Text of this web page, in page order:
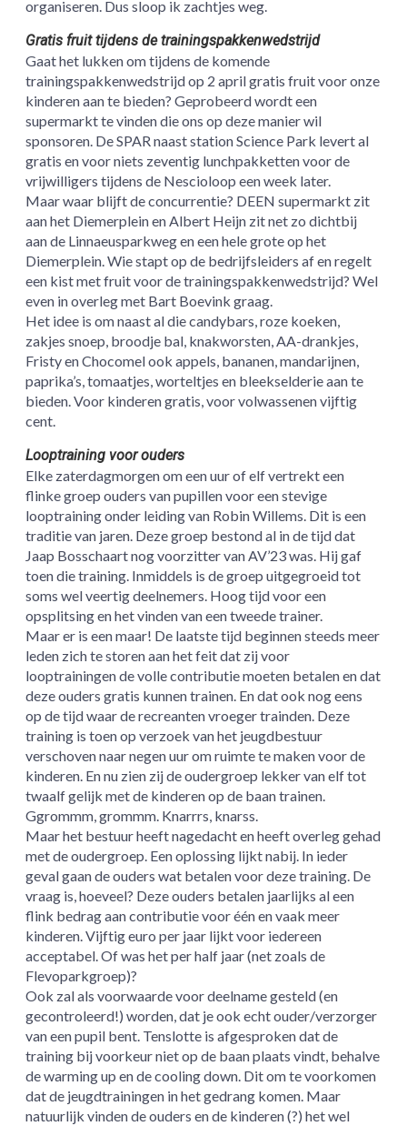
organiseren. Dus sloop ik zachtjes weg.
Gratis fruit tijdens de trainingspakkenwedstrijd
Gaat het lukken om tijdens de komende
trainingspakkenwedstrijd op 2 april gratis fruit voor onze
kinderen aan te bieden? Geprobeerd wordt een
supermarkt te vinden die ons op deze manier wil
sponsoren. De SPAR naast station Science Park levert al
gratis en voor niets zeventig lunchpakketten voor de
vrijwilligers tijdens de Nescioloop een week later.
Maar waar blijft de concurrentie? DEEN supermarkt zit
aan het Diemerplein en Albert Heijn zit net zo dichtbij
aan de Linnaeusparkweg en een hele grote op het
Diemerplein. Wie stapt op de bedrijfsleiders af en regelt
een kist met fruit voor de trainingspakkenwedstrijd? Wel
even in overleg met Bart Boevink graag.
Het idee is om naast al die candybars, roze koeken,
zakjes snoep, broodje bal, knakworsten, AA-drankjes,
Fristy en Chocomel ook appels, bananen, mandarijnen,
paprika’s, tomaatjes, worteltjes en bleekselderie aan te
bieden. Voor kinderen gratis, voor volwassenen vijftig
cent.
Looptraining voor ouders
Elke zaterdagmorgen om een uur of elf vertrekt een
flinke groep ouders van pupillen voor een stevige
looptraining onder leiding van Robin Willems. Dit is een
traditie van jaren. Deze groep bestond al in de tijd dat
Jaap Bosschaart nog voorzitter van AV’23 was. Hij gaf
toen die training. Inmiddels is de groep uitgegroeid tot
soms wel veertig deelnemers. Hoog tijd voor een
opsplitsing en het vinden van een tweede trainer.
Maar er is een maar! De laatste tijd beginnen steeds meer
leden zich te storen aan het feit dat zij voor
looptrainingen de volle contributie moeten betalen en dat
deze ouders gratis kunnen trainen. En dat ook nog eens
op de tijd waar de recreanten vroeger trainden. Deze
training is toen op verzoek van het jeugdbestuur
verschoven naar negen uur om ruimte te maken voor de
kinderen. En nu zien zij de oudergroep lekker van elf tot
twaalf gelijk met de kinderen op de baan trainen.
Ggrommm, grommm. Knarrrs, knarss.
Maar het bestuur heeft nagedacht en heeft overleg gehad
met de oudergroep. Een oplossing lijkt nabij. In ieder
geval gaan de ouders wat betalen voor deze training. De
vraag is, hoeveel? Deze ouders betalen jaarlijks al een
flink bedrag aan contributie voor één en vaak meer
kinderen. Vijftig euro per jaar lijkt voor iedereen
acceptabel. Of was het per half jaar (net zoals de
Flevoparkgroep)?
Ook zal als voorwaarde voor deelname gesteld (en
gecontroleerd!) worden, dat je ook echt ouder/verzorger
van een pupil bent. Tenslotte is afgesproken dat de
training bij voorkeur niet op de baan plaats vindt, behalve
de warming up en de cooling down. Dit om te voorkomen
dat de jeugdtrainingen in het gedrang komen. Maar
natuurlijk vinden de ouders en de kinderen (?) het wel